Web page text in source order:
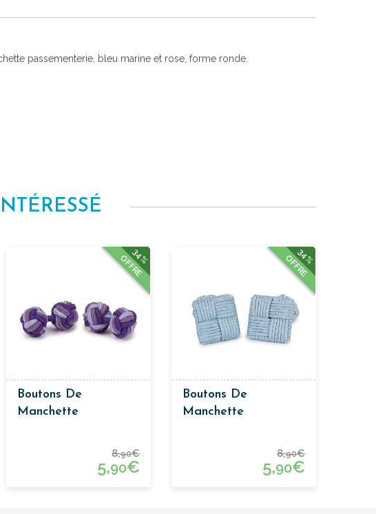
passementerie, bleu marine et rose, forme ronde.
34%
OFFRE
Boutons De
Manchette
8,90€
5,90€
34%
OFFRE
Boutons De
Manchette
Forme Carrée Bleu
8,90€
5,90€